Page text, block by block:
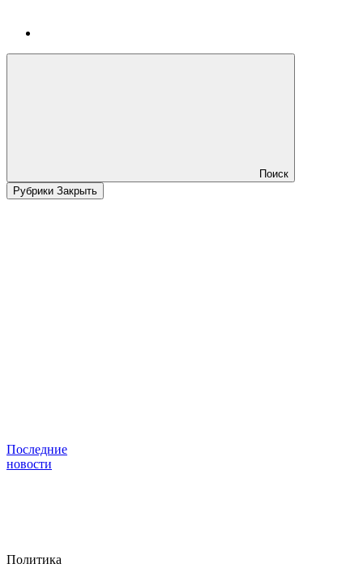
Поиск
Рубрики Закрыть
Последние
новости
Политика